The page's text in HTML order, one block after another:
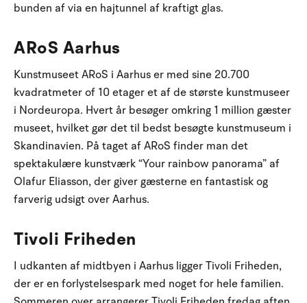
bunden af via en hajtunnel af kraftigt glas.
ARoS Aarhus
Kunstmuseet ARoS i Aarhus er med sine 20.700
kvadratmeter of 10 etager et af de største kunstmuseer
i Nordeuropa. Hvert år besøger omkring 1 million gæster
museet, hvilket gør det til bedst besøgte kunstmuseum i
Skandinavien. På taget af ARoS finder man det
spektakulære kunstværk “Your rainbow panorama” af
Olafur Eliasson, der giver gæsterne en fantastisk og
farverig udsigt over Aarhus.
Tivoli Friheden
I udkanten af midtbyen i Aarhus ligger Tivoli Friheden,
der er en forlystelsespark med noget for hele familien.